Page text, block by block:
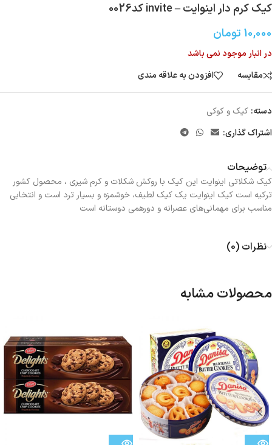
کیک کرم دار اینوایت – invite کد0026
10,000 تومان
در انبار موجود نمی باشد
مقایسه
افزودن به علاقه مندی
دسته: کیک و کوکی
اشتراک گذاری:
توضیحات
کیک شکلاتی اینوایت این کیک با روکش شکلات و کرم شیری ، محصول کشور
ترکیه است کیک اینوایت یک کیک لطیف، خوشمزه و بسیار ترد است و انتخابی
مناسب برای مهمانی‌های عصرانه و دورهمی دوستانه است
نظرات (0)
محصولات مشابه